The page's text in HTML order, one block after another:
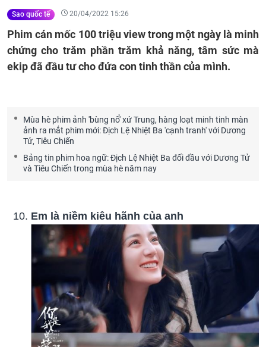
Sao quốc tế 20/04/2022 15:26
Phim cán mốc 100 triệu view trong một ngày là minh
chứng cho trăm phần trăm khả năng, tâm sức mà
ekip đã đầu tư cho đứa con tinh thần của mình.
Mùa hè phim ảnh 'bùng nổ' xứ Trung, hàng loạt minh tinh màn
ảnh ra mắt phim mới: Địch Lệ Nhiệt Ba 'cạnh tranh' với Dương
Tử, Tiêu Chiến
Bảng tin phim hoa ngữ: Địch Lệ Nhiệt Ba đối đầu với Dương Tử
và Tiêu Chiến trong mùa hè năm nay
Em là niềm kiêu hãnh của anh